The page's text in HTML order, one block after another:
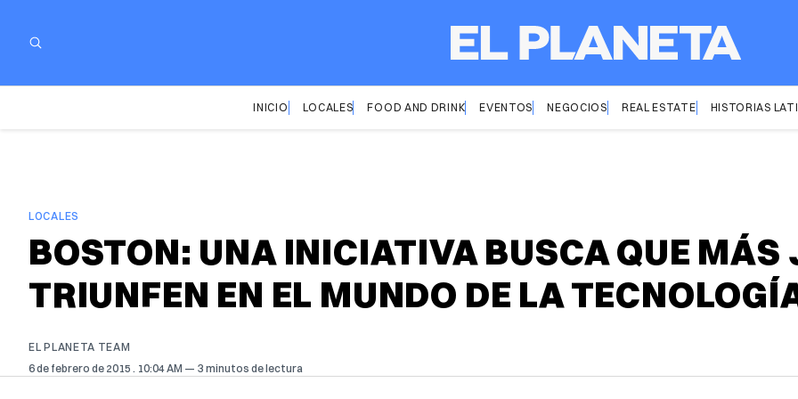
INICIO LOCALES FOOD AND DRINK EVENTOS NEGOCIOS REAL ESTATE HISTORIAS
LOCALES
BOSTON: UNA INICIATIVA BUSCA QUE MÁS
TRIUNFEN EN EL MUNDO DE LA
EL PLANETA TEAM
6 de febrero de 2015 . 10:04 AM 3 minutos de lectura